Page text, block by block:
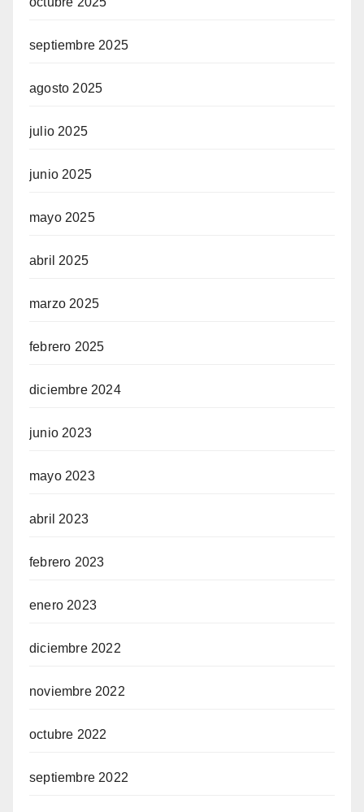
septiembre 2025
agosto 2025
julio 2025
junio 2025
mayo 2025
abril 2025
marzo 2025
febrero 2025
diciembre 2024
junio 2023
mayo 2023
abril 2023
febrero 2023
enero 2023
diciembre 2022
noviembre 2022
octubre 2022
septiembre 2022